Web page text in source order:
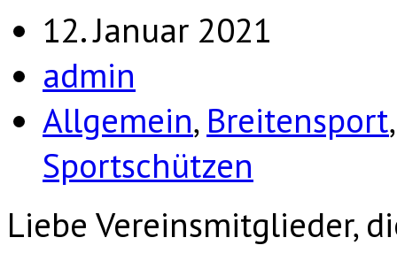
12. Januar 2021
admin
Allgemein, Breitensport
Sportschützen
Liebe Vereinsmitglieder,